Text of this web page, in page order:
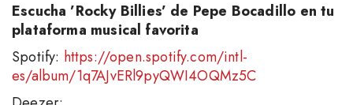
Escucha ’Rocky Billies’ de Pepe Bocadillo en tu
plataforma musical favorita
Spotify: https://open.spotify.com/intl-
es/album/1q7AJvERl9pyQWI4OQMz5C